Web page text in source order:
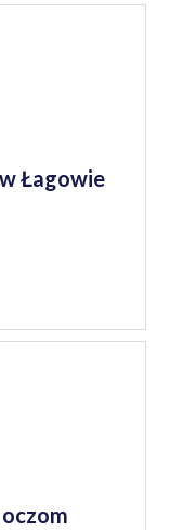
Łagowie